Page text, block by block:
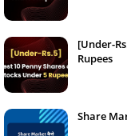
[Under-
Rupees
February
Share
January